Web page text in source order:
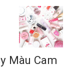
Màu Cam